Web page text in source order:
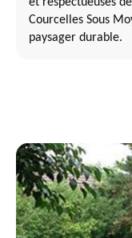
Courcelles Sous
paysager durable.